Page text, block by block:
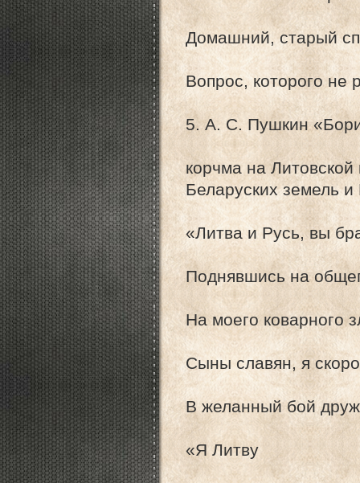
Домашний, старый
Вопрос, которого не
5. А. С. Пушкин
корчма на Литовской
Беларуских земель и
«Литва и Русь, вы
Поднявшись на
На моего коварного
Сыны славян, я
В желанный бой
«Я Литву